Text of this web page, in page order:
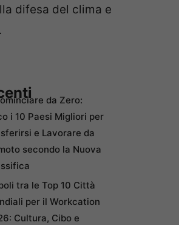
difesa del clima e
da Zero:
i 10 Paesi Migliori per
e Lavorare da
secondo la Nuova
tra le Top 10 Città
per il Workcation
Cultura, Cibo e